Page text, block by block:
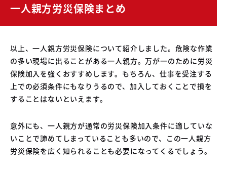
一人親方労災保険まとめ
以上、一人親方労災保険について紹介しました。危険な作業
の多い現場に出ることがある一人親方。万が一のために労災
保険加入を強くおすすめします。もちろん、仕事を受注する
上での必須条件にもなりうるので、加入しておくことで損を
することはないといえます。
意外にも、一人親方が通常の労災保険加入条件に適していな
いことで諦めてしまっていることも多いので、この一人親方
労災保険を広く知られることも必要になってくるでしょう。